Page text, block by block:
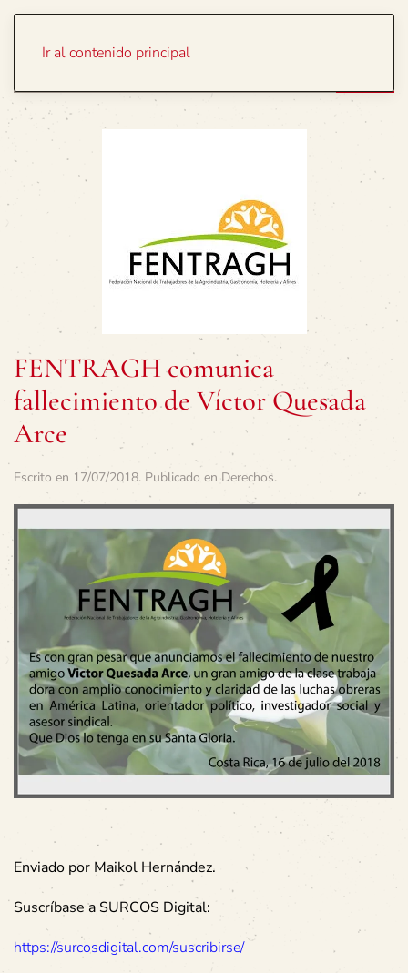
Ir al contenido principal
FENTRAGH comunica
fallecimiento de Víctor Quesada
Arce
Escrito en 17/07/2018. Publicado en Derechos.
Enviado por Maikol Hernández.
Suscríbase a SURCOS Digital:
https://surcosdigital.com/suscribirse/